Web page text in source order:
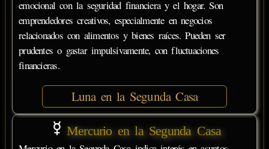
emocional con la seguridad financiera y el hogar. Son
emprendedores creativos, especialmente en negocios
relacionados con alimentos y bienes raíces. Pueden ser
prudentes o gastar impulsivamente, con fluctuaciones
financieras.
Luna en la Segunda Casa
Mercurio en la Segunda Casa